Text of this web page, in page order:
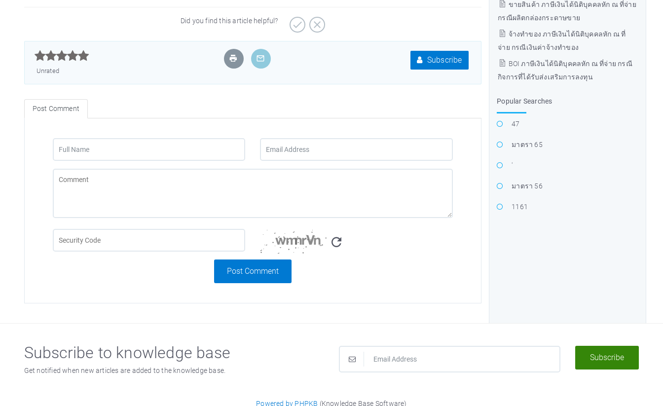
ขายสินค้า ภาษีเงินได้นิติบุคคลหัก ณ ที่จ่าย
กรณีผลิตกล่องกระดาษขาย
จ้างทำของ ภาษีเงินได้นิติบุคคลหัก ณ ที่
จ่าย กรณีเงินค่าจ้างทำของ
BOI ภาษีเงินได้นิติบุคคลหัก ณ ที่จ่าย กรณี
กิจการที่ได้รับส่งเสริมการลงทุน
Popular Searches
47
มาตรา 65
'
มาตรา 56
1161
Did you find this article helpful?



Unrated
Subscribe
Post Comment
Post Comment
Subscribe to knowledge base
Get notified when new articles are added to the knowledge base.
Subscribe
Powered by PHPKB (Knowledge Base Software)